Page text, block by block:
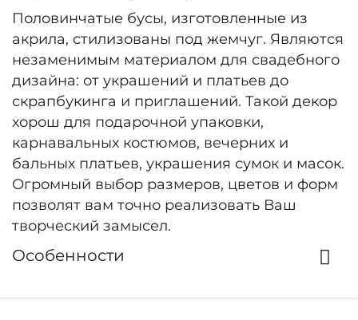
Половинчатые бусы, изготовленные из
акрила, стилизованы под жемчуг. Являются
незаменимым материалом для свадебного
дизайна: от украшений и платьев до
скрапбукинга и приглашений. Такой декор
хорош для подарочной упаковки,
карнавальных костюмов, вечерних и
бальных платьев, украшения сумок и масок.
Огромный выбор размеров, цветов и форм
позволят вам точно реализовать Ваш
творческий замысел.
Особенности